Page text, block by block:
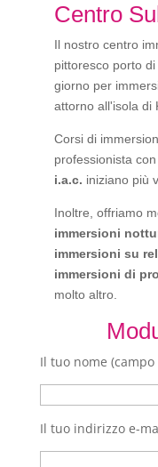
Centro
Il nostro centro
pittoresco porto
giorno per
attorno all'isola di
Corsi di
professionista
i.a.c. iniziano più
Inoltre, offriamo
immersioni
immersioni su
immersioni di
molto altro.
Il tuo nome
Il tuo indirizzo e-